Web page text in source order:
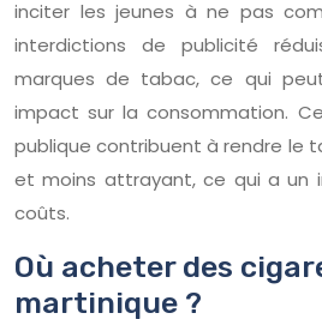
inciter les jeunes à ne pas
interdictions de publicité
marques de tabac, ce qui
impact sur la consommation.
publique contribuent à rendre le
et moins attrayant, ce qui a un
coûts.
Où acheter des
martinique ?